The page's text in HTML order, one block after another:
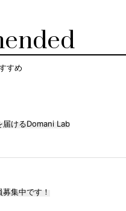
すめ
届けるDomani Lab
集中です！